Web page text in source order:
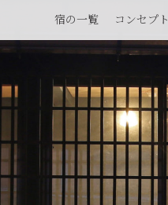
宿の一覧 コンセプト